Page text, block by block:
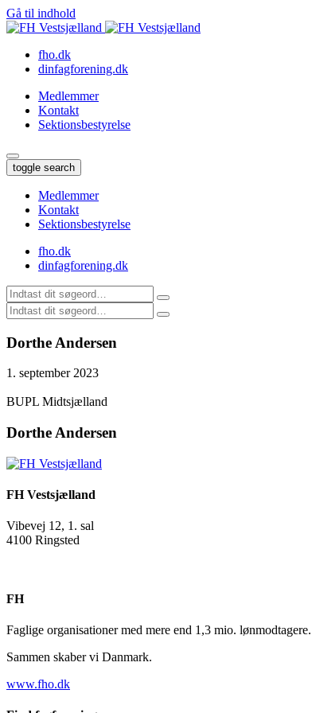
Gå til indhold
fho.dk
dinfagforening.dk
Medlemmer
Kontakt
Sektionsbestyrelse
toggle search
Medlemmer
Kontakt
Sektionsbestyrelse
fho.dk
dinfagforening.dk
Dorthe Andersen
1. september 2023
BUPL Midtsjælland
Dorthe Andersen
FH Vestsjælland
Vibevej 12, 1. sal
4100 Ringsted
FH
Faglige organisationer med mere end 1,3 mio. lønmodtagere.
Sammen skaber vi Danmark.
www.fho.dk